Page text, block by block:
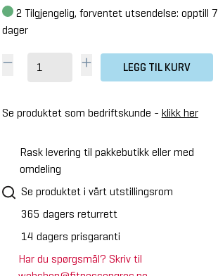
2 Tilgjengelig, forventet utsendelse: opptill 7
dager
LEGG TIL KURV
Se produktet som bedriftskunde - klikk her
Rask levering til pakkebutikk eller med
omdeling
Se produktet i vårt utstillingsrom
365 dagers returrett
14 dagers prisgaranti
Har du spørgsmål? Skriv til